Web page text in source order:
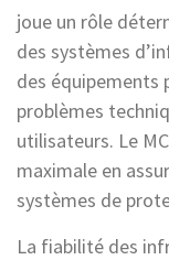
joue un rôle
des systèmes
des équipements
problèmes
utilisateurs. Le
maximale en
systèmes de
La fiabilité des